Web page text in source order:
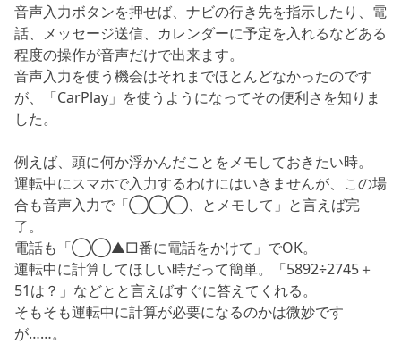
音声入力ボタンを押せば、ナビの行き先を指示したり、電
話、メッセージ送信、カレンダーに予定を入れるなどある
程度の操作が音声だけで出来ます。
音声入力を使う機会はそれまでほとんどなかったのです
が、「CarPlay」を使うようになってその便利さを知りま
した。
例えば、頭に何か浮かんだことをメモしておきたい時。
運転中にスマホで入力するわけにはいきませんが、この場
合も音声入力で「◯◯◯、とメモして」と言えば完
了。
電話も「◯◯▲□番に電話をかけて」でOK。
運転中に計算してほしい時だって簡単。「5892÷2745＋
51は？」などとと言えばすぐに答えてくれる。
そもそも運転中に計算が必要になるのかは微妙です
が……。